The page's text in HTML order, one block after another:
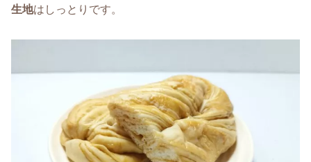
生地はしっとりです。